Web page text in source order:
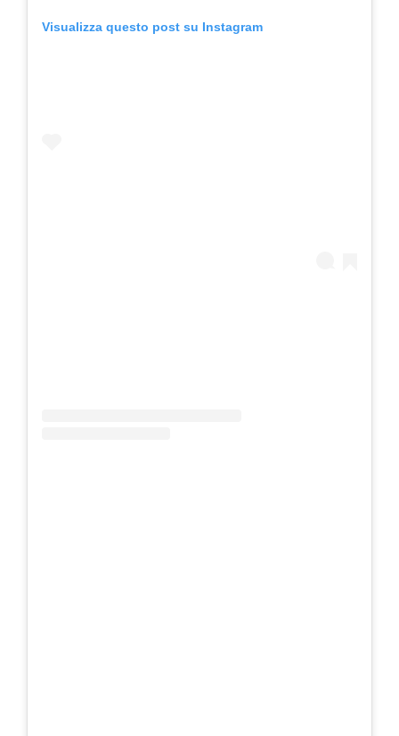
Visualizza questo post su Instagram